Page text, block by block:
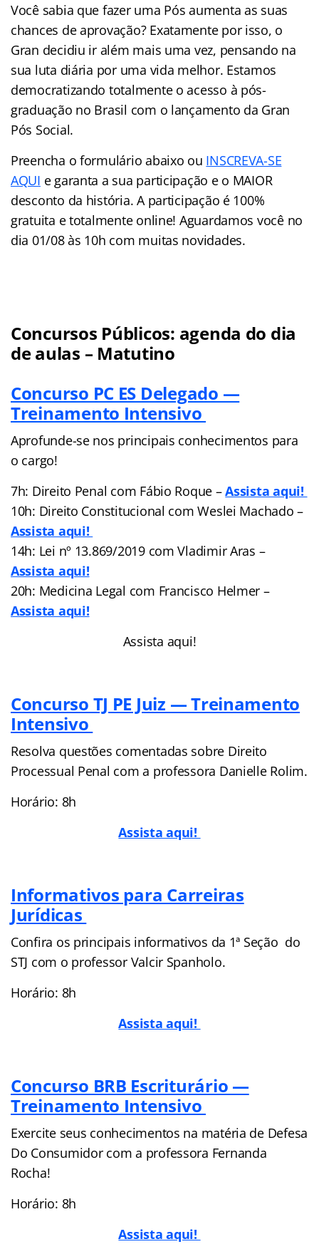
Você sabia que fazer uma Pós aumenta as suas
chances de aprovação? Exatamente por isso, o
Gran decidiu ir além mais uma vez, pensando na
sua luta diária por uma vida melhor. Estamos
democratizando totalmente o acesso à pós-
graduação no Brasil com o lançamento da Gran
Pós Social.
Preencha o formulário abaixo ou INSCREVA-SE
AQUI e garanta a sua participação e o MAIOR
desconto da história. A participação é 100%
gratuita e totalmente online! Aguardamos você no
dia 01/08 às 10h com muitas novidades.
Concursos Públicos: agenda do dia
de aulas – Matutino
Concurso PC ES Delegado —
Treinamento Intensivo
Aprofunde-se nos principais conhecimentos para
o cargo!
7h: Direito Penal com Fábio Roque –Assista aqui!
10h: Direito Constitucional com Weslei Machado –
Assista aqui!
14h: Lei nº 13.869/2019 com Vladimir Aras –
Assista aqui!
20h: Medicina Legal com Francisco Helmer –
Assista aqui!
Assista aqui!
Concurso TJ PE Juiz — Treinamento
Intensivo
Resolva questões comentadas sobre Direito
Processual Penal com a professora Danielle Rolim.
Horário: 8h
Assista aqui!
Informativos para Carreiras
Jurídicas
Confira os principais informativos da 1ª Seção do
STJ com o professor Valcir Spanholo.
Horário: 8h
Assista aqui!
Concurso BRB Escriturário —
Treinamento Intensivo
Exercite seus conhecimentos na matéria de Defesa
Do Consumidor com a professora Fernanda
Rocha!
Horário: 8h
Assista aqui!